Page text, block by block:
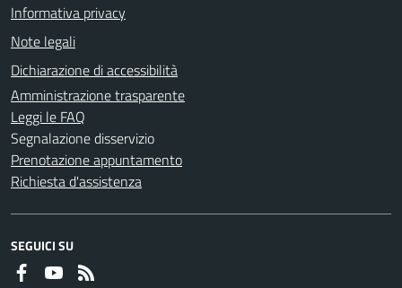
Informativa privacy
Note legali
Dichiarazione di accessibilità
Amministrazione trasparente
Leggi le FAQ
Segnalazione disservizio
Prenotazione appuntamento
Richiesta d'assistenza
SEGUICI SU